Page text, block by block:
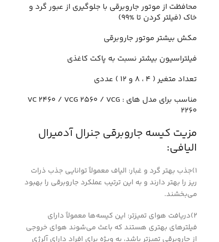
محافظت از موتور جاروبرقی با جلوگیری از عبور گرد و
خاک (فیلتر کردن تا %99)
مکش بیشتر موتور جاروبرقی
فیلتراسیون بیشتر نسبت به پاکت کاغذی
تعداد متغیر ( 4 ، 8 و 12 ) عددی
مناسب برای مدل های : VC 2460 / VCG 2560 / VCG
2260
مزیت کیسه جاروبرقی جنرال آدمیرال
الیافی:
1)جذب بهتر گرد و غبار: الیاف معمولاً توانایی جذب ذرات
ریز را بهتر دارند و به این ترتیب عملکرد جاروبرقی را بهبود
می‌بخشند.
2)دریافت هوای تمیزتر: این کیسه‌ها معمولاً دارای
فیلترهای بهتری هستند که باعث می‌شوند هوای خروجی
از جاروبرقی تمیزتر باشد، به ویژه برای افراد دارای آلرژی